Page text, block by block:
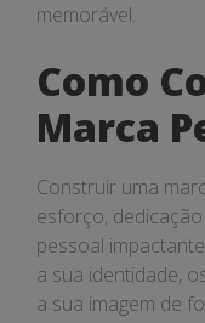
memorável.
Como
Marca
Construir uma
esforço,
pessoal
a sua identidade,
a sua imagem de